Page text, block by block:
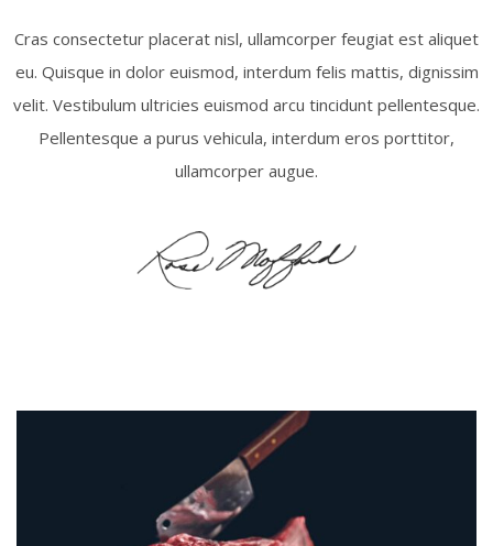
Cras consectetur placerat nisl, ullamcorper feugiat est aliquet
eu. Quisque in dolor euismod, interdum felis mattis, dignissim
velit. Vestibulum ultricies euismod arcu tincidunt pellentesque.
Pellentesque a purus vehicula, interdum eros porttitor,
ullamcorper augue.